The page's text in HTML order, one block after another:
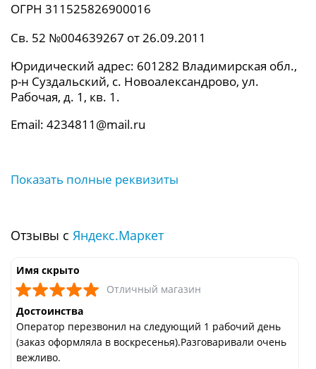
ОГРН 311525826900016
Св. 52 №004639267 от 26.09.2011
Юридический адрес: 601282 Владимирская обл.,
р-н Суздальский, с. Новоалександрово, ул.
Рабочая, д. 1, кв. 1.
Email: 4234811@mail.ru
Показать полные реквизиты
Отзывы с Яндекс.Маркет
Имя скрыто
Отличный магазин
Достоинства
Оператор перезвонил на следующий 1 рабочий день
(заказ оформляла в воскресенья).Разговаривали очень
вежливо.